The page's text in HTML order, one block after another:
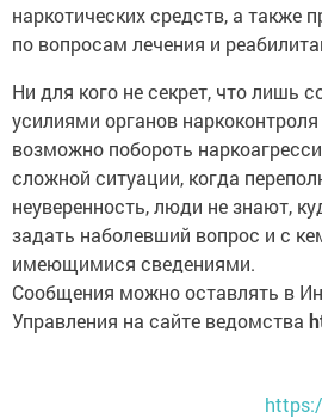
наркотических средств, а также
по вопросам лечения и
Ни для кого не секрет, что лишь
усилиями органов
возможно побороть
сложной ситуации, когда
неуверенность, люди не знают,
задать наболевший вопрос и с
имеющимися сведениями.
Сообщения можно оставлять в
Управления на сайте ведомства